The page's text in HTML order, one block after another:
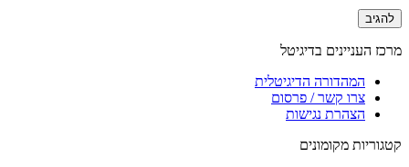
מרכז העניינים בדיגיטל
המהדורה הדיגיטלית
צרו קשר / פרסום
הצהרת נגישות
קטגוריות מקומונים